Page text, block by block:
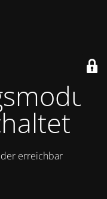
erreichbar